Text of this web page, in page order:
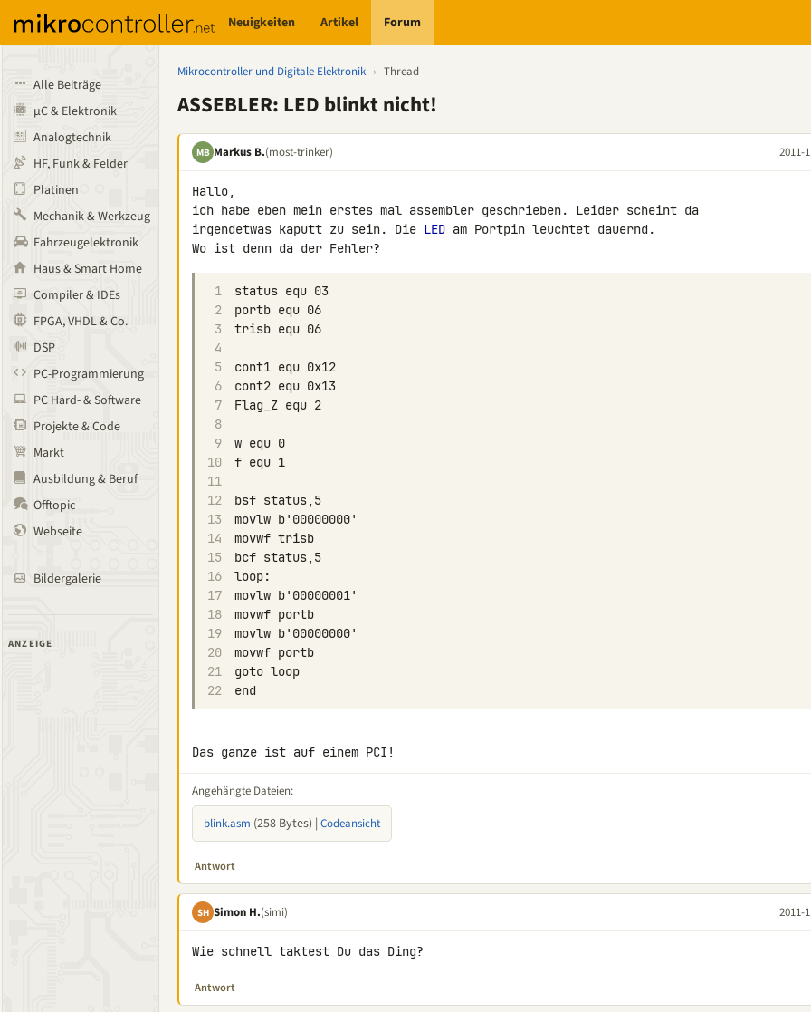
Neuigkeiten Artikel Forum
Alle Beiträge
µC & Elektronik
Analogtechnik
HF, Funk & Felder
Platinen
Mechanik & Werkzeug
Fahrzeugelektronik
Haus & Smart Home
Compiler & IDEs
FPGA, VHDL & Co.
DSP
PC-Programmierung
PC Hard- & Software
Projekte & Code
Markt
Ausbildung & Beruf
Offtopic
Webseite
Bildergalerie
ANZEIGE
Mikrocontroller und Digitale Elektronik › Thread
ASSEBLER: LED blinkt nicht!
MB Markus B.(most-trinker) 2011-
Hallo,
ich habe eben mein erstes mal assembler geschrieben. Leider scheint da
irgendetwas kaputt zu sein. Die LED am Portpin leuchtet dauernd.
1
2
3
4
5
6
7
8
9
10
11
12
13
14
15
16
17
18
19
20
21
22
Das ganze ist auf einem PCI!
Angehängte Dateien:
blink.asm (258 Bytes) | Codeansicht
Antwort
SH Simon H.(simi) 2011-
Wie schnell taktest Du das Ding?
Antwort